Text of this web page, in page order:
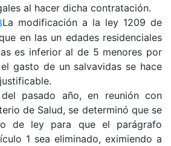
al hacer dicha contratación.
La modificación a la ley 1209 de
en las un edades residenciales
es inferior al de 5 menores por
gasto de un salvavidas se hace
pasado año, en reunión con
de Salud, se determinó que se
de ley para que el parágrafo
1 sea eliminado, eximiendo a